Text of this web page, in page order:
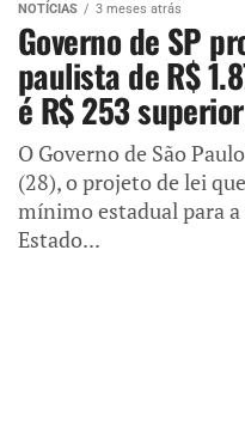
NOTÍCIAS 3 meses atrás
Governo de SP
paulista de R$
é R$ 253
O Governo de São
(28), o projeto de lei
mínimo estadual para
Estado...